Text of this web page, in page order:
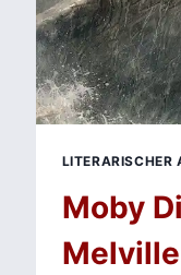
LITERARISCHER
Moby